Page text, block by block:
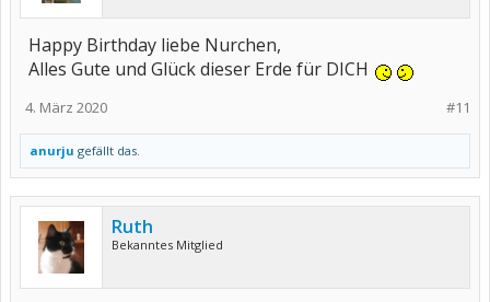
Happy Birthday liebe Nurchen,
Alles Gute und Glück dieser Erde für DICH
#11
4. März 2020
anurju gefällt das.
Ruth
Bekanntes Mitglied